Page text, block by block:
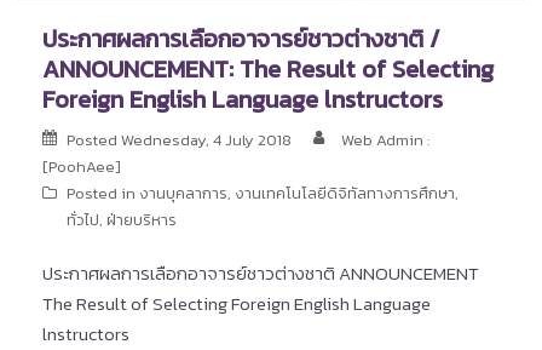
ประกาศผลการเลือกอาจารย์ชาวต่างชาติ /
ANNOUNCEMENT: The Result of Selecting
Foreign English Language lnstructors
Posted Wednesday, 4 July 2018
Web Admin :
[PoohAee]
Posted in งานบุคลาการ, งานเทคโนโลยีดิจิทัลทางการศึกษา,
ทั่วไป, ฝ่ายบริหาร
ประกาศผลการเลือกอาจารย์ชาวต่างชาติ ANNOUNCEMENT
The Result of Selecting Foreign English Language
lnstructors